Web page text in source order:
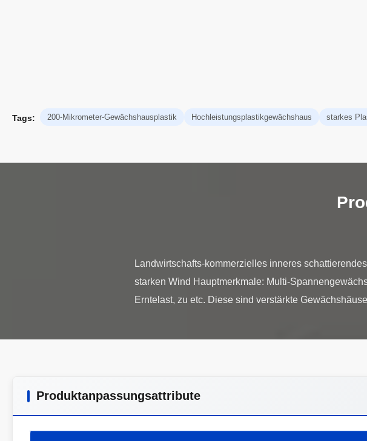
Tags: 200-Mikrometer-Gewächshausplastik Hochleistungsplastikgewächshaus starkes
Landwirtschafts-kommerzielles inneres
starken Wind Hauptmerkmale: Multi-
Produktanpassungsattribute